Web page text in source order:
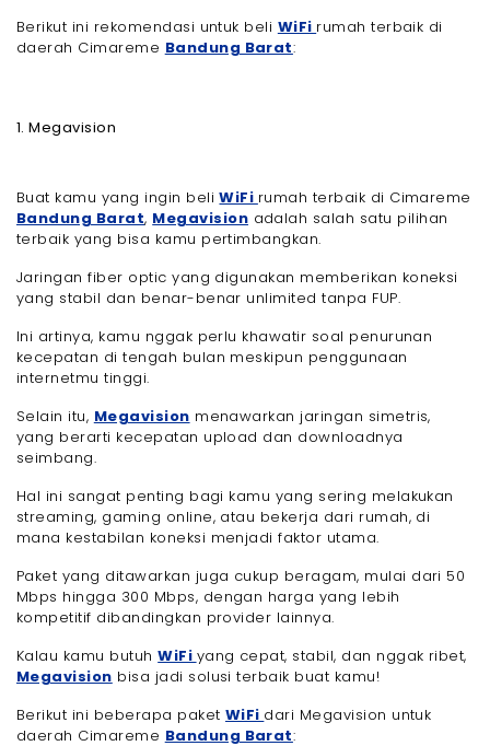
Berikut ini rekomendasi untuk beli WiFi rumah terbaik di
daerah Cimareme Bandung Barat:
1. Megavision
Buat kamu yang ingin beliWiFi rumah terbaik di Cimareme
Bandung Barat, Megavision adalah salah satu pilihan
terbaik yang bisa kamu pertimbangkan.
Jaringan fiber optic yang digunakan memberikan koneksi
yang stabil dan benar-benar unlimited tanpa FUP.
Ini artinya, kamu nggak perlu khawatir soal penurunan
kecepatan di tengah bulan meskipun penggunaan
internetmu tinggi.
Selain itu, Megavision menawarkan jaringan simetris,
yang berarti kecepatan upload dan downloadnya
seimbang.
Hal ini sangat penting bagi kamu yang sering melakukan
streaming, gaming online, atau bekerja dari rumah, di
mana kestabilan koneksi menjadi faktor utama.
Paket yang ditawarkan juga cukup beragam, mulai dari 50
Mbps hingga 300 Mbps, dengan harga yang lebih
kompetitif dibandingkan provider lainnya.
Kalau kamu butuhWiFi yang cepat, stabil, dan nggak ribet,
Megavision bisa jadi solusi terbaik buat kamu!
Berikut ini beberapa paket WiFi dari Megavision untuk
daerah Cimareme Bandung Barat: